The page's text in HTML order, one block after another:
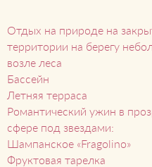
Отдых на природе на
территории на берегу
возле леса
Бассейн
Летняя терраса
Романтический ужин в
сфере под звездами:
Шампанское «Fragolino»
Фруктовая тарелка